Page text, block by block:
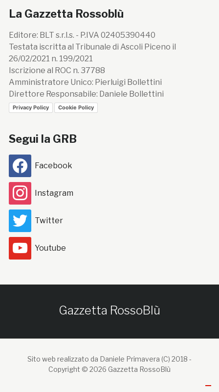
La Gazzetta Rossoblù
Editore: BLT s.r.l.s. - P.IVA 02405390440
Testata iscritta al Tribunale di Ascoli Piceno il
26/02/2021 n. 199/2021
Iscrizione al ROC n. 37788
Amministratore Unico: Pierluigi Bollettini
Direttore Responsabile: Daniele Bollettini
Privacy Policy Cookie Policy
Segui la GRB
Facebook
Instagram
Twitter
Youtube
Gazzetta RossoBlù
Sito web realizzato da Daniele Primavera (C) 2018 -
Copyright © 2026 Gazzetta RossoBlù